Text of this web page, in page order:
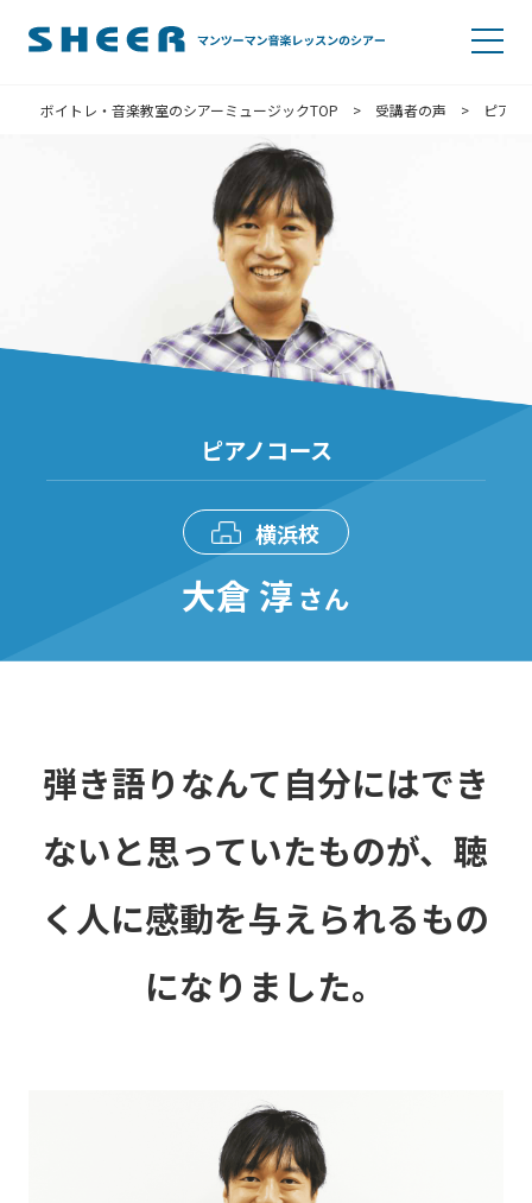
ボイトレ・音楽教室のシアーミュージックTOP > 受講者の声 > ピアノ
ピアノコース
横浜校
大倉 淳 さん
弾き語りなんて自分にはでき
ないと思っていたものが、聴
く人に感動を与えられるもの
になりました。